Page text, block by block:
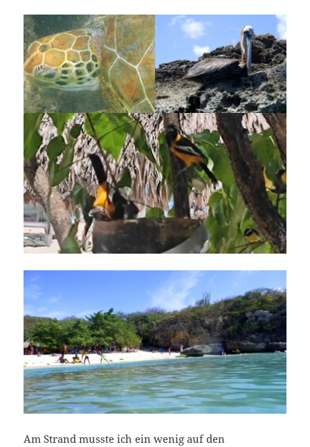
Am Strand musste ich ein wenig auf den